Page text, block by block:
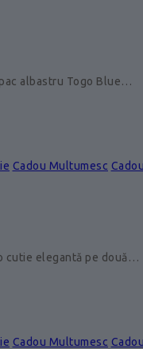
albastru Togo Blue…
Cadou Multumesc
cutie elegantă pe două…
Cadou Multumesc